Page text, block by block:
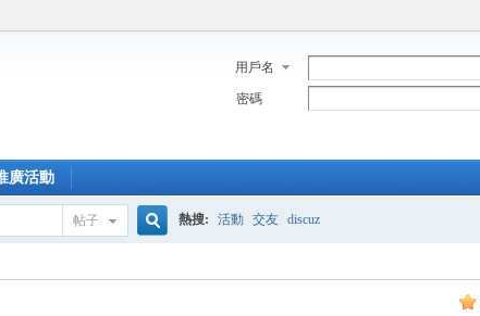
用戶名
密碼
廣活動
帖子 熱搜: 活動 交友 discuz